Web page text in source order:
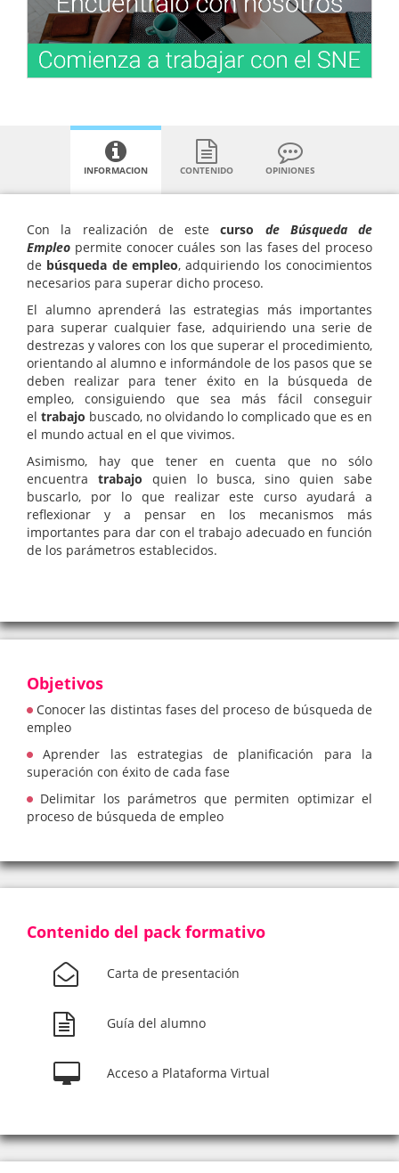
INFORMACION CONTENIDO OPINIONES
Con la realización de estecurso de Búsqueda de
Empleo permite conocer cuáles son las fases del proceso
de búsqueda de empleo, adquiriendo los conocimientos
necesarios para superar dicho proceso.
El alumno aprenderá las estrategias más importantes
para superar cualquier fase, adquiriendo una serie de
destrezas y valores con los que superar el procedimiento,
orientando al alumno e informándole de los pasos que se
deben realizar para tener éxito en la búsqueda de
empleo, consiguiendo que sea más fácil conseguir
el trabajo buscado, no olvidando lo complicado que es en
el mundo actual en el que vivimos.
Asimismo, hay que tener en cuenta que no sólo
encuentra trabajo quien lo busca, sino quien sabe
buscarlo, por lo que realizar este curso ayudará a
reflexionar y a pensar en los mecanismos más
importantes para dar con el trabajo adecuado en función
de los parámetros establecidos.
Objetivos
Conocer las distintas fases del proceso de búsqueda de
empleo
Aprender las estrategias de planificación para la
superación con éxito de cada fase
Delimitar los parámetros que permiten optimizar el
proceso de búsqueda de empleo
Contenido del pack formativo
Carta de presentación
Guía del alumno
Acceso a Plataforma Virtual